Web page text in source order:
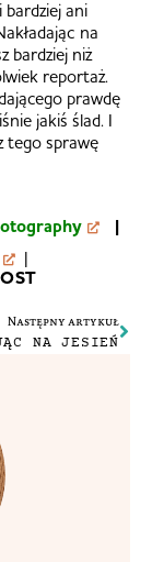
ani
na
bardziej niż
reportaż.
prawdę
jakiś ślad. I
tego sprawę
|
|
Następny artykuł
NA JESIEŃ